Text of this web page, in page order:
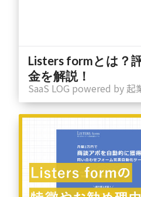
Listers formとは？
金を解説！
SaaS LOG powered by 起